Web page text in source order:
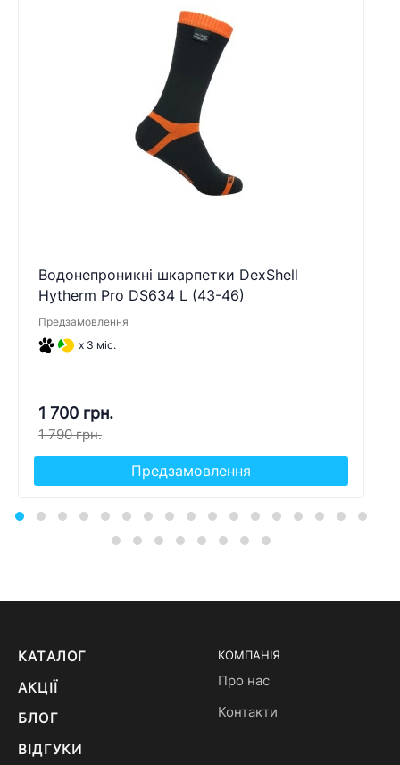
Водонепроникні шкарпетки DexShell
Hytherm Pro DS634 L (43-46)
Предзамовлення
x 3 міс.
1 700 грн.
1 790 грн.
Предзамовлення
КАТАЛОГ
АКЦІЇ
БЛОГ
ВІДГУКИ
КОМПАНІЯ
Про нас
Контакти